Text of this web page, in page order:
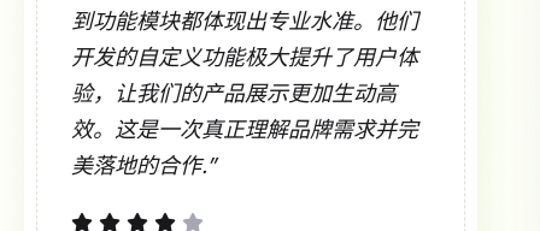
到功能模块都体现出专业水准。他们
开发的自定义功能极大提升了用户体
验，让我们的产品展示更加生动高
效。这是一次真正理解品牌需求并完
美落地的合作.”